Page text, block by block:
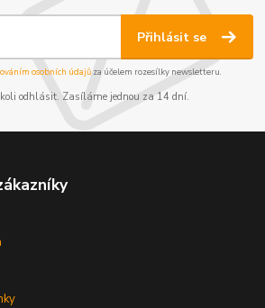
Přihlásit se
osobních údajůza účelem rozesílky newsletteru.
odhlásit. Zasíláme jednou za 14 dní.